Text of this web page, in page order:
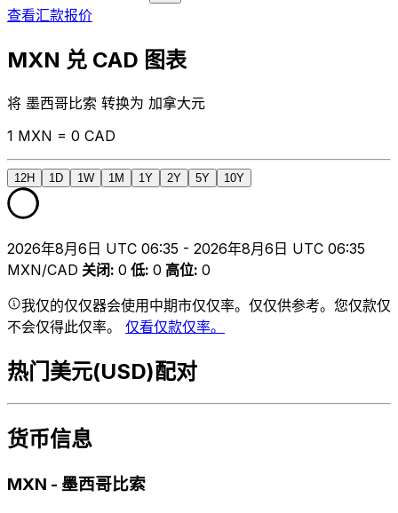
查看汇款报价
MXN 兑 CAD 图表
将 墨西哥比索 转换为 加拿大元
1 MXN = 0 CAD
12H 1D 1W 1M 1Y 2Y 5Y 10Y
2026年8月6日 UTC 06:35 - 2026年8月6日 UTC 06:35
MXN/CAD 关闭: 0 低: 0 高位: 0
我仅的仅仅器会使用中期市仅仅率。仅仅供参考。您仅款仅
不会仅得此仅率。 仅看仅款仅率。
热门美元(USD)配对
货币信息
MXN - 墨西哥比索